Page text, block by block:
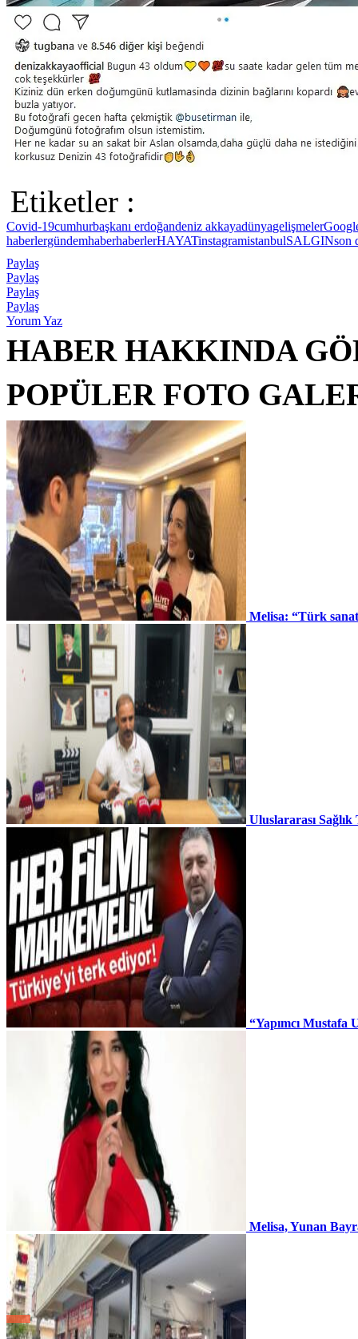
Etiketler :
Covid-19cumhurbaşkanı erdoğandeniz akkayadünyagelişmeler
haberlergündemhaberhaberlerHAYATinstagramistanbulSALGINson
Paylaş
Paylaş
Paylaş
Paylaş
Yorum Yaz
HABER HAKKINDA
POPÜLER FOTO
Melisa: “Türk
Uluslararası
“Yapımcı Mustafa
Melisa, Yunan